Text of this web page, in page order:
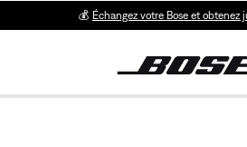
💰 Échangez votre Bose et obtenez